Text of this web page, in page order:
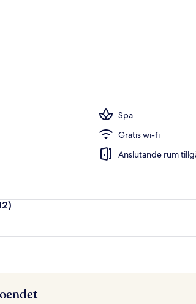
Spa
Gratis wi-fi
Anslutande rum